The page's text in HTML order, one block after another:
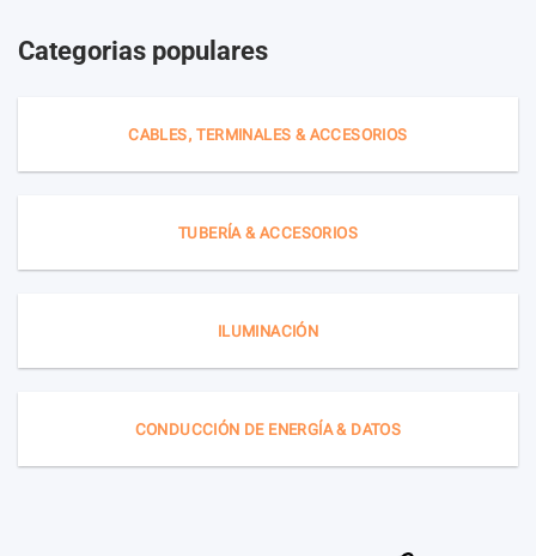
Categorias populares
CABLES, TERMINALES & ACCESORIOS
TUBERÍA & ACCESORIOS
ILUMINACIÓN
CONDUCCIÓN DE ENERGÍA & DATOS